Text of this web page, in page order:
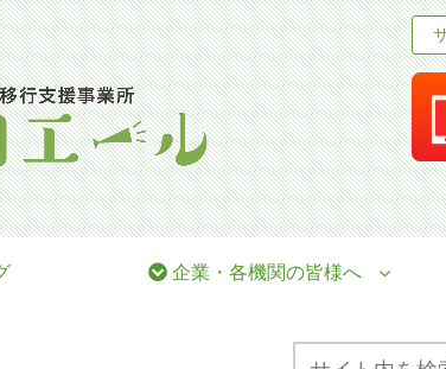
企業・各機関の皆様へ